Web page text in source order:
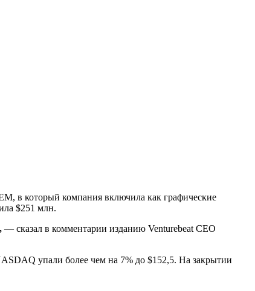
в который компания включила как графические
$251 млн.
— сказал в комментарии изданию Venturebeat CEO
упали более чем на 7% до $152,5. На закрытии